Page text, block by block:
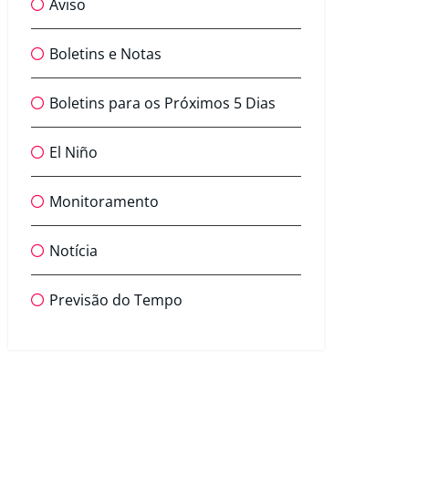
Aviso
Boletins e Notas
Boletins para os Próximos 5 Dias
El Niño
Monitoramento
Notícia
Previsão do Tempo